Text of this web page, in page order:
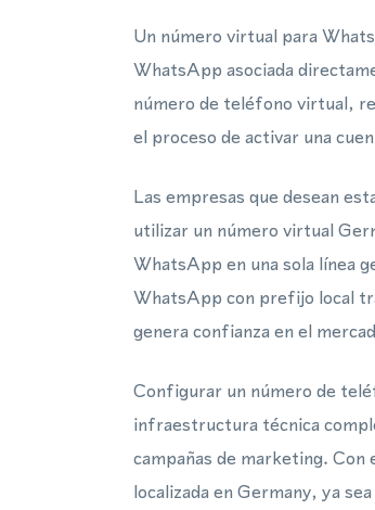
Un número virtual para
WhatsApp asociada
número de teléfono virtual,
el proceso de activar una
Las empresas que desean
utilizar un número virtual
WhatsApp en una sola línea
WhatsApp con prefijo local
genera confianza en el
Configurar un número de
infraestructura técnica
campañas de marketing.
localizada en Germany, ya